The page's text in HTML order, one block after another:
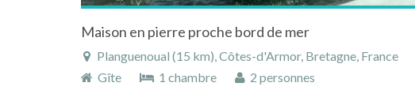
Maison en pierre proche bord de mer
Planguenoual (15 km), Côtes-d'Armor, Bretagne, France
Gîte
1 chambre 2 personnes